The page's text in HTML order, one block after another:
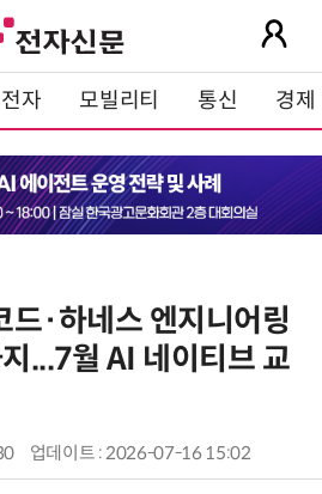
전자 모빌리티 통신 경제
드·하네스 엔지니어링
...7월 AI 네이티브 교
업데이트 : 2026-07-16 15:02